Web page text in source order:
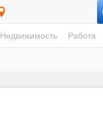
Недвижимость Работа